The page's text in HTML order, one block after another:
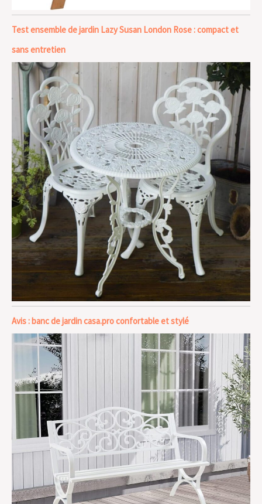
Test ensemble de jardin Lazy Susan London Rose : compact et
sans entretien
Avis : banc de jardin casa.pro confortable et stylé